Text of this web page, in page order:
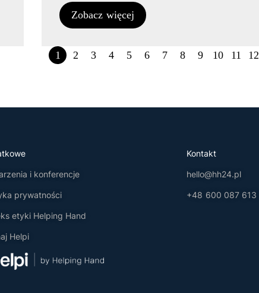
Zobacz więcej
1 2 3 4 5 6 7 8 9 10 11 12
i konferencje
prywatności
etyki Helping Hand
Helpi
Kontakt
hello@hh24.pl
+48 600 087 613